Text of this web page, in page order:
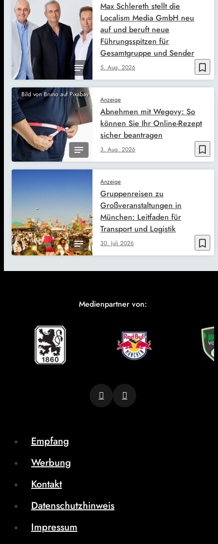
bookmark_border
5. Aug. 2026
Max Schlereth stellt die
Localism Media GmbH neu
auf und beruft neue
Führungsspitzen für
Gesamtgruppe und Sender
Bild von Bruno auf Pixabay
bookmark_border
Anzeige
3. Aug. 2026
Abnehmen mit Wegovy: So
können Sie Ihr Online-Rezept
sicher beantragen
bookmark_border
Anzeige
30. Juli 2026
Gruppenreisen zu
Großveranstaltungen in
München: Leitfaden für
Transport und Logistik
Medienpartner von:
Empfang
Werbung
Kontakt
Datenschutzhinweis
Impressum